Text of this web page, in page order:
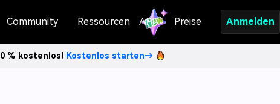
Community Ressourcen API Preise Anmelden
% kostenlos! Kostenlos starten→